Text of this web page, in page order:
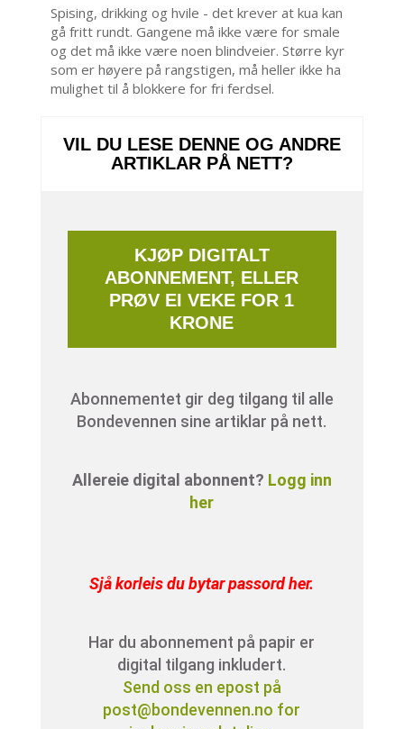
Spising, drikking og hvile - det krever at kua kan
gå fritt rundt. Gangene må ikke være for smale
og det må ikke være noen blindveier. Større kyr
som er høyere på rangstigen, må heller ikke ha
mulighet til å blokkere for fri ferdsel.
VIL DU LESE DENNE OG ANDRE
ARTIKLAR PÅ NETT?
KJØP DIGITALT
ABONNEMENT, ELLER
PRØV EI VEKE FOR 1
KRONE
Abonnementet gir deg tilgang til alle
Bondevennen sine artiklar på nett.
Allereie digital abonnent? Logg inn
her
Sjå korleis du bytar passord her.
Har du abonnement på papir er
digital tilgang inkludert.
Send oss en epost på
post@bondevennen.no for